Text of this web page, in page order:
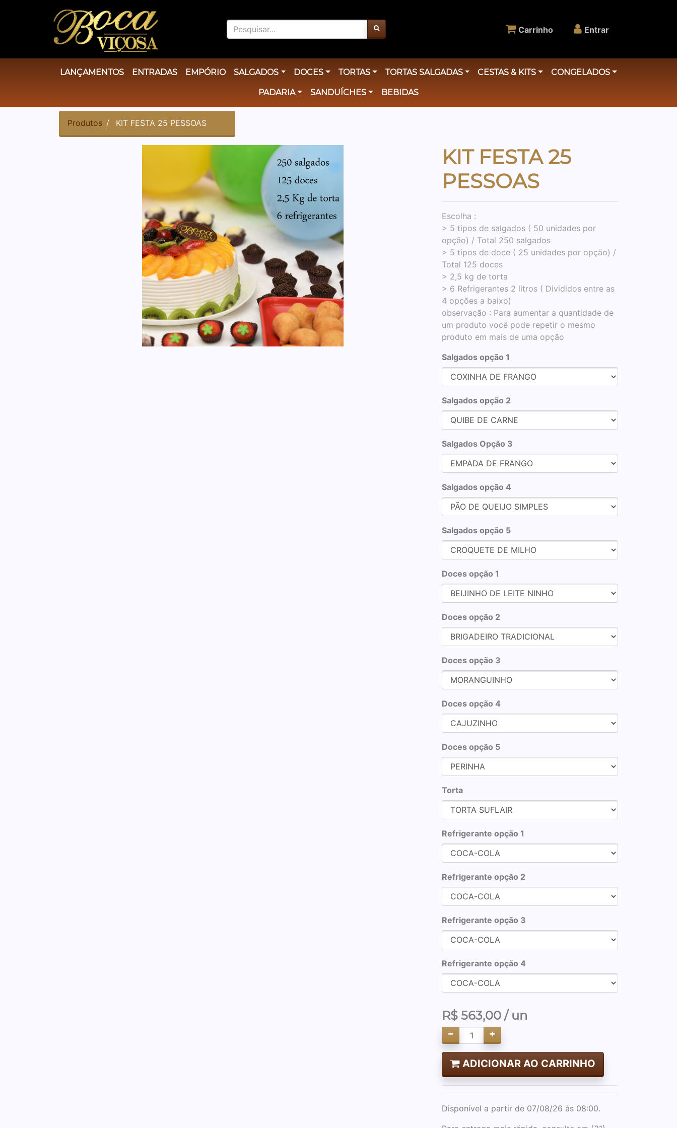
Carrinho Entrar
LANÇAMENTOS ENTRADAS EMPÓRIO SALGADOS DOCES TORTAS TORTAS SALGADAS CESTAS & KITS CONGELADOS
PADARIA SANDUÍCHES BEBIDAS
Produtos KIT FESTA 25 PESSOAS
KIT FESTA 25
PESSOAS
Escolha :
> 5 tipos de salgados ( 50 unidades por
opção) / Total 250 salgados
> 5 tipos de doce ( 25 unidades por opção) /
Total 125 doces
> 2,5 kg de torta
> 6 Refrigerantes 2 litros ( Divididos entre as
4 opções a baixo)
observação : Para aumentar a quantidade de
um produto você pode repetir o mesmo
produto em mais de uma opção
Salgados opção 1
Salgados opção 2
Salgados Opção 3
Salgados opção 4
Salgados opção 5
Doces opção 1
Doces opção 2
Doces opção 3
Doces opção 4
Doces opção 5
Torta
Refrigerante opção 1
Refrigerante opção 2
Refrigerante opção 3
Refrigerante opção 4
R$ 563,00 / un
ADICIONAR AO CARRINHO
Disponível a partir de 07/08/26 às 08:00.